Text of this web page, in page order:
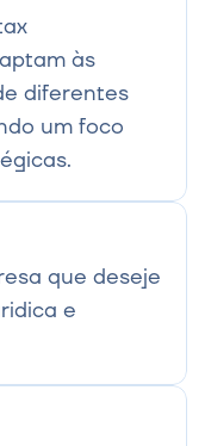
às
diferentes
um foco
que deseje
e